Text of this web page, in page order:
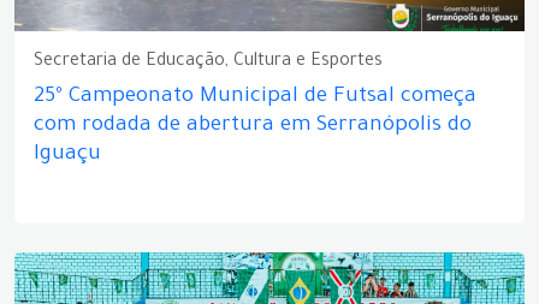
Secretaria de Educação, Cultura e Esportes
25º Campeonato Municipal de Futsal começa
com rodada de abertura em Serranópolis do
Iguaçu